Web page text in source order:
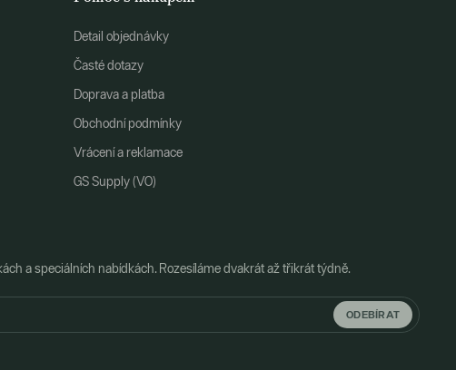
Detail objednávky
Časté dotazy
Doprava a platba
Obchodní podmínky
Vrácení a reklamace
GS Supply (VO)
a speciálních nabídkách. Rozesíláme dvakrát až třikrát týdně.
ODEBÍRAT